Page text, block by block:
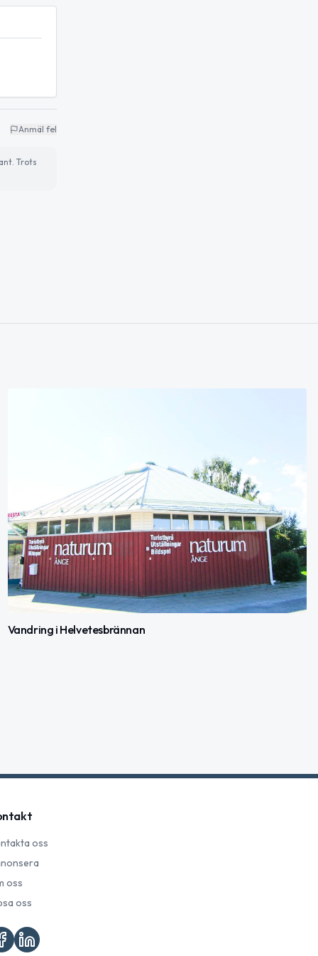
Anmäl fel
Trots
Vandring i Helvetesbrännan
oss
oss
oss